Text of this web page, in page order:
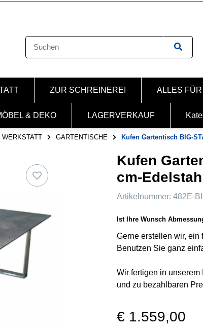
ZUR SCHREINEREI ALLES
& DEKO LAGERVERKAUF
GARTENTISCHE Kufen Gartentisch BIG-
Kufen
cm-
Artikelnummer: 482E-
Ist Ihre Wunsch
Gerne erstellen wir, ein
Benutzen Sie ganz
Wir fertigen in
und zu bezahlbaren
€ 1.559,00